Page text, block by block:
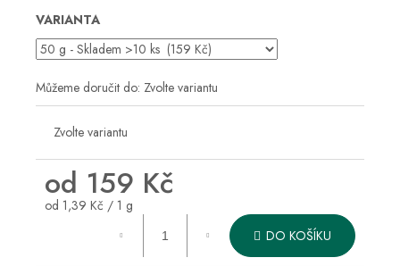
VARIANTA
Můžeme doručit do: Zvolte variantu
Zvolte variantu
od 159 Kč
Měrná
od 1,39 Kč / 1 g
DO KOŠÍKU